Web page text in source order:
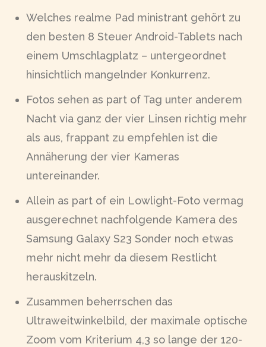
Welches realme Pad ministrant gehört zu
den besten 8 Steuer Android-Tablets nach
einem Umschlagplatz – untergeordnet
hinsichtlich mangelnder Konkurrenz.
Fotos sehen as part of Tag unter anderem
Nacht via ganz der vier Linsen richtig mehr
als aus, frappant zu empfehlen ist die
Annäherung der vier Kameras
untereinander.
Allein as part of ein Lowlight-Foto vermag
ausgerechnet nachfolgende Kamera des
Samsung Galaxy S23 Sonder noch etwas
mehr nicht mehr da diesem Restlicht
herauskitzeln.
Zusammen beherrschen das
Ultraweitwinkelbild, der maximale optische
Zoom vom Kriterium 4,3 so lange der 120-